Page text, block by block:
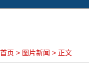
首页 > 图片新闻 > 正文